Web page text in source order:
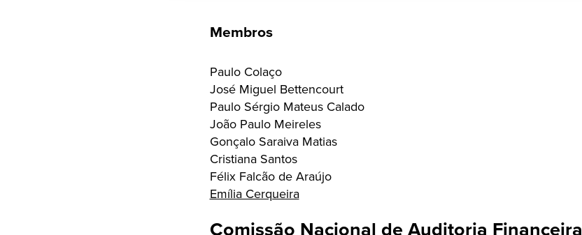
Membros
Paulo Colaço
José Miguel Bettencourt
Paulo Sérgio Mateus Calado
João Paulo Meireles
Gonçalo Saraiva Matias
Cristiana Santos
Félix Falcão de Araújo
Emília Cerqueira
Comissão Nacional de Auditoria Financeira